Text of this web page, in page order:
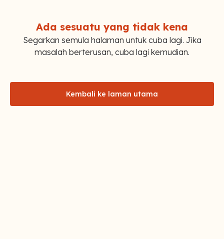
Ada sesuatu yang tidak kena
Segarkan semula halaman untuk cuba lagi. Jika
masalah berterusan, cuba lagi kemudian.
Kembali ke laman utama